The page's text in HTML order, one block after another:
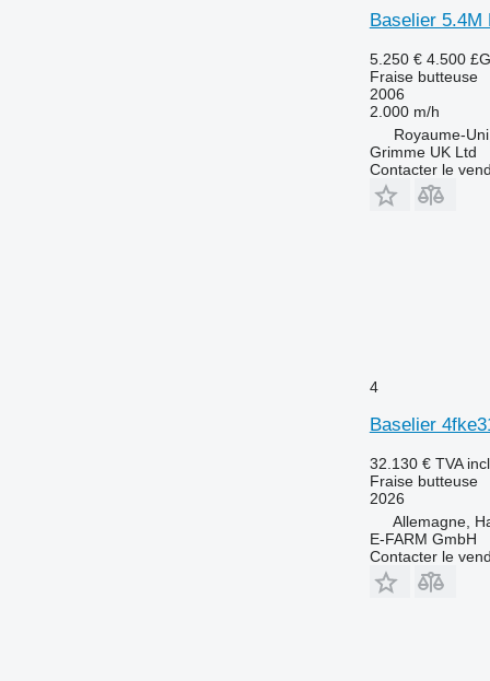
Baselier 5.4M
5.250 € 4.500
Fraise butteuse
2006
2.000 m/h
Royaume-
Grimme UK Ltd
Contacter le
4
Baselier
32.130 € TVA
Fraise butteuse
2026
Allemagne,
E-FARM GmbH
Contacter le